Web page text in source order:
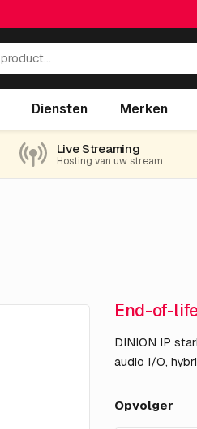
Diensten Merken
Live Streaming
Hosting van uw stream
End-of-
DINION IP
audio I/O,
Opvolger